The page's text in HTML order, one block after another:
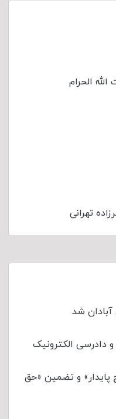
الحرام
تهرانی
آبادان شد
دادرسی الکترونیک
پایدار» و تضمین «حق